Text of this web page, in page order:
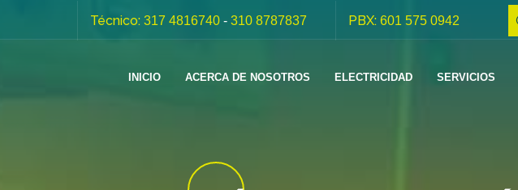
Técnico: 317 4816740 - 310 8787837 PBX: 601 575 0942
INICIO ACERCA DE NOSOTROS ELECTRICIDAD SERVICIOS